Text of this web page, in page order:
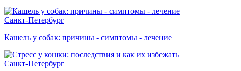
Санкт-Петербург
Кашель у собак: причины - симптомы - лечение
Санкт-Петербург